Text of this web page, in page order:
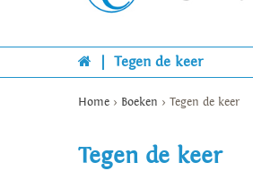
Tegen de keer
Home > Boeken > Tegen de keer
Tegen de keer